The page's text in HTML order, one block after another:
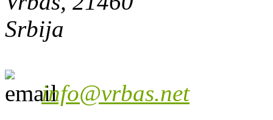
Srbija
info@vrbas.net